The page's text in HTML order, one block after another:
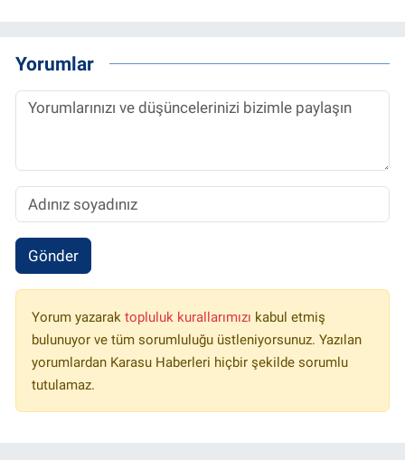
Yorumlar
Gönder
Yorum yazarak topluluk kurallarımızı kabul etmiş
bulunuyor ve tüm sorumluluğu üstleniyorsunuz. Yazılan
yorumlardan Karasu Haberleri hiçbir şekilde sorumlu
tutulamaz.